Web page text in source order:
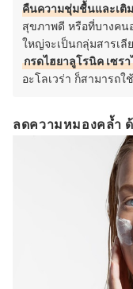
คืนความชุ่มชื้นและเติ
สุขภาพดี หรือที่บางคน
ใหญ่จะเป็นกลุ่มสารเลี
กรดไฮยาลูโรนิค เซร
อะโลเวร่า ก็สามารถใ
ลดความหมองคล้ำ